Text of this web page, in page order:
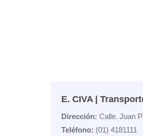
E. CIVA |
Dirección: Calle. Juan
Teléfono: (01) 4181111